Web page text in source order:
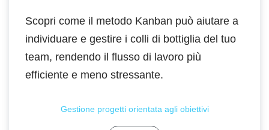
Scopri come il metodo Kanban può aiutare a
individuare e gestire i colli di bottiglia del tuo
team, rendendo il flusso di lavoro più
efficiente e meno stressante.
Gestione progetti orientata agli obiettivi